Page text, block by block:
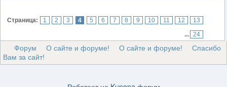
Страница: 1 2 3 4 5 6 7 8 9 10 11 12
13
...
24
Форум О сайте и форуме! О сайте и форуме!
Спасибо
Вам за сайт!